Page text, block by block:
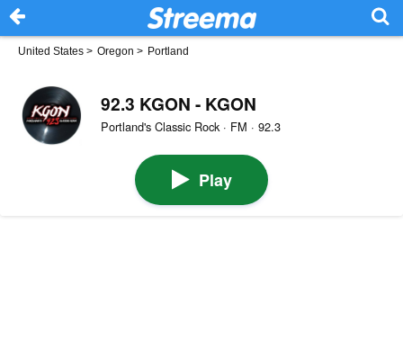
United States > Oregon > Portland
92.3 KGON - KGON
Portland's Classic Rock · FM · 92.3
Play